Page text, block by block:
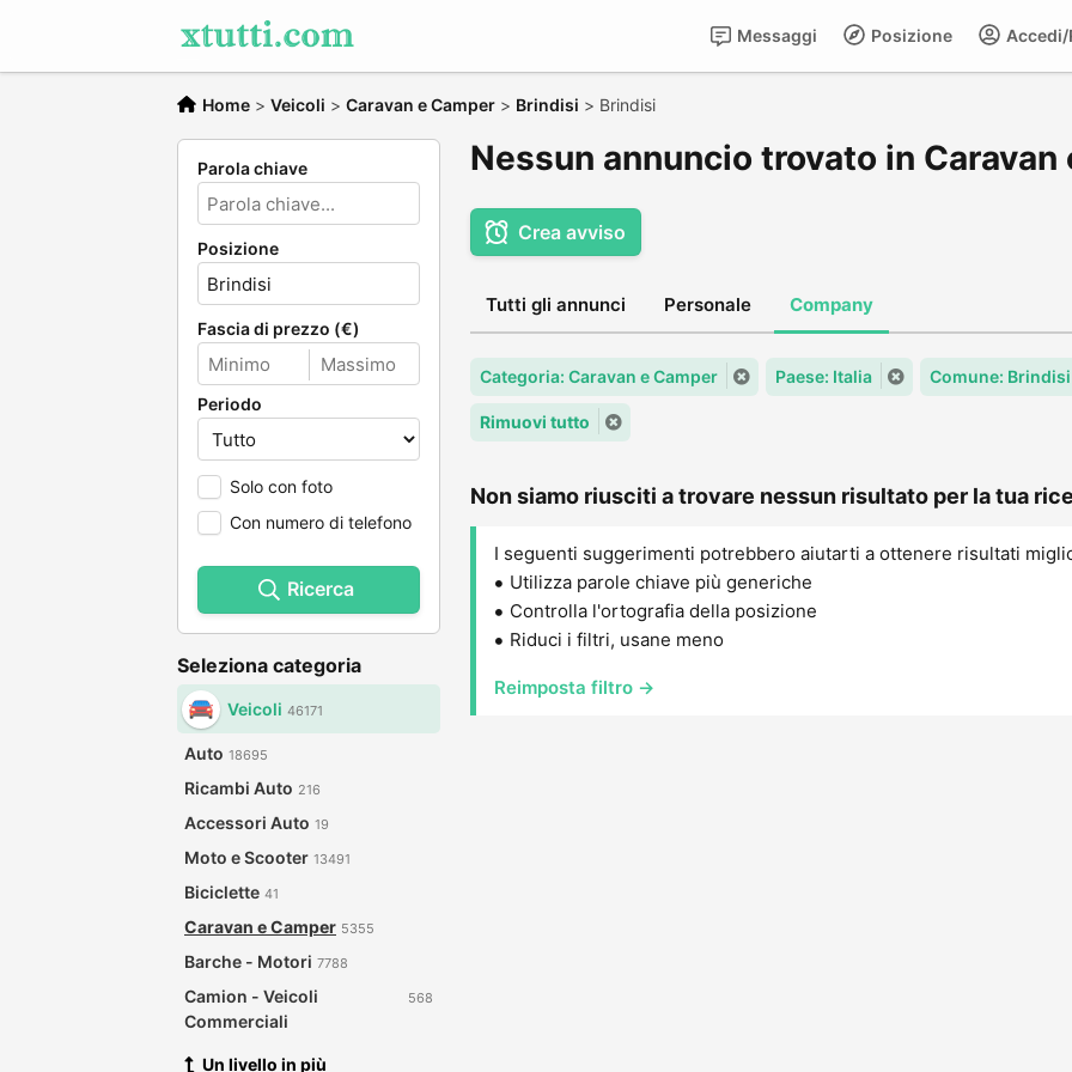
Posizione
Messaggi
Home > Veicoli > Caravan e Camper > Brindisi > Brindisi
Parola chiave
Posizione
Fascia di prezzo (€)
Periodo
Solo con foto
Con numero di telefono
Ricerca
Seleziona categoria
Veicoli 46171
Auto 18695
Ricambi Auto 216
Accessori Auto 19
Moto e Scooter 13491
Biciclette 41
Caravan e Camper 5355
Barche - Motori 7788
Camion - Veicoli
Commerciali
568
Un livello in più
Nessun annuncio trovato in Caravan
Crea avviso
Tutti gli annunci Personale Company
Categoria: Caravan e Camper Paese: Italia Comune: Brindisi
Rimuovi tutto
Non siamo riusciti a trovare nessun risultato per la tua
I seguenti suggerimenti potrebbero aiutarti a ottenere risultati
Utilizza parole chiave più generiche
Controlla l'ortografia della posizione
Riduci i filtri, usane meno
Reimposta filtro →